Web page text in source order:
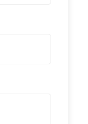
de kilomètres